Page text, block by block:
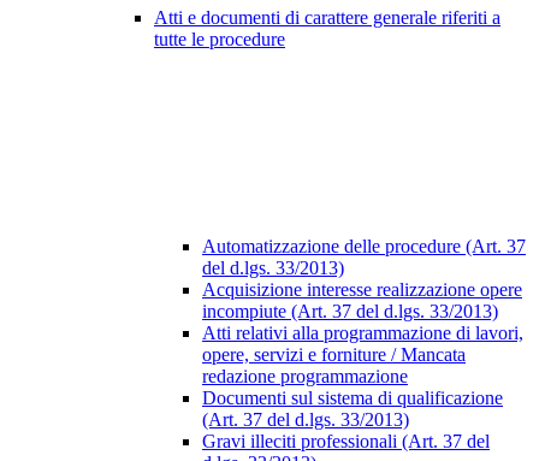
Atti e documenti di carattere generale riferiti a
tutte le procedure
Automatizzazione delle procedure (Art. 37
del d.lgs. 33/2013)
Acquisizione interesse realizzazione opere
incompiute (Art. 37 del d.lgs. 33/2013)
Atti relativi alla programmazione di lavori,
opere, servizi e forniture / Mancata
redazione programmazione
Documenti sul sistema di qualificazione
(Art. 37 del d.lgs. 33/2013)
Gravi illeciti professionali (Art. 37 del